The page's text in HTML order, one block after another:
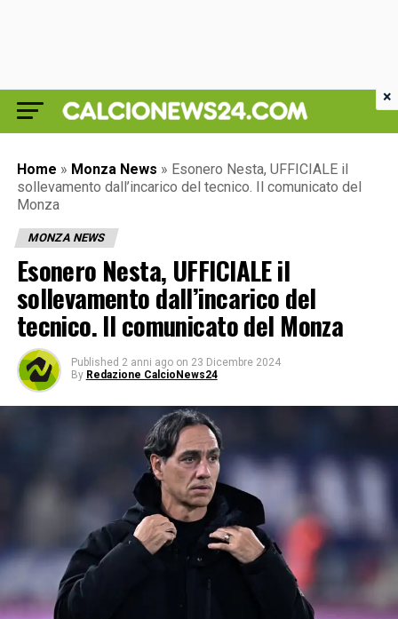
Home » Monza News » Esonero Nesta, UFFICIALE il
sollevamento dall’incarico del tecnico. Il comunicato del
Monza
MONZA NEWS
Esonero Nesta, UFFICIALE il
sollevamento dall’incarico del
tecnico. Il comunicato del Monza
Published 2 anni ago on 23 Dicembre 2024
By Redazione CalcioNews24
×